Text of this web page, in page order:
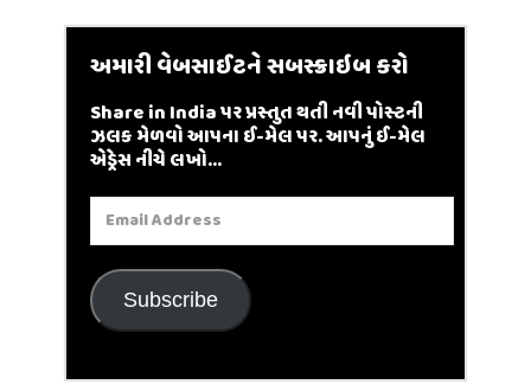
અમારી વેબસાઈટને સબસ્ક્રાઇબ કરો
Share in India પર પ્રસ્તુત થતી નવી પોસ્ટની
ઝલક મેળવો આપના ઈ-મેલ પર. આપનું ઈ-મેલ
એડ્રેસ નીચે લખો...
Email
Address
Subscribe